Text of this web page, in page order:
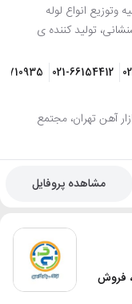
انواع لوله
تولید کننده ی
021-66154412
بازار آهن تهران، مجتمع
مشاهده پروفایل
فروش